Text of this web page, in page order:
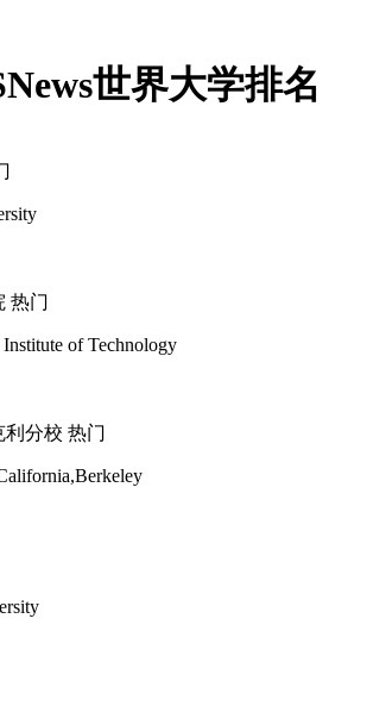
世界大学排名
热门
Institute of Technology
利分校 热门